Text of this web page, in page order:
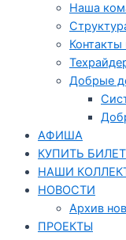
Наша
Контакты
Добрые
АФИША
КУПИТЬ БИЛЕТ
НАШИ
НОВОСТИ
Архив
ПРОЕКТЫ